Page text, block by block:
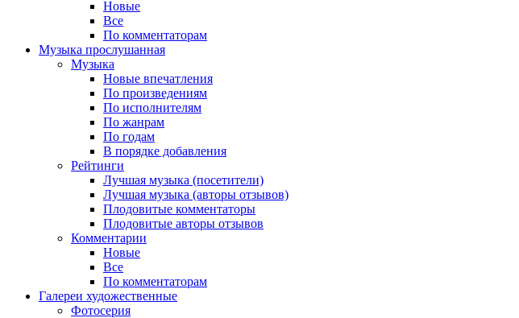
Новые
Все
По комментаторам
Музыка прослушанная
Музыка
Новые впечатления
По произведениям
По исполнителям
По жанрам
По годам
В порядке добавления
Рейтинги
Лучшая музыка (посетители)
Лучшая музыка (авторы отзывов)
Плодовитые комментаторы
Плодовитые авторы отзывов
Комментарии
Новые
Все
По комментаторам
Галереи художественные
Фотосерия